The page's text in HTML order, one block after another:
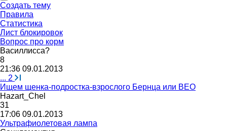
Создать тему
Правила
Статистика
Лист блокировок
Вопрос про корм
Василлисса?
8
21:36 09.01.2013
... 2
Ищем щенка-подростка-взрослого Бернца или ВЕО
Hazart_Chel
31
17:06 09.01.2013
Ультрафиолетовая лампа